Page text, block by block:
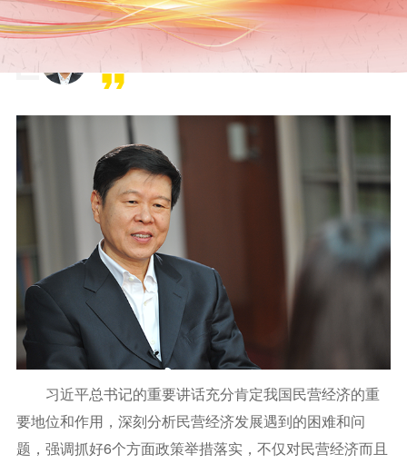
坚定不移支持民营经济发展壮大
习近平总书记的重要讲话充分肯定我国民营经济的重
要地位和作用，深刻分析民营经济发展遇到的困难和问
题，强调抓好6个方面政策举措落实，不仅对民营经济而且